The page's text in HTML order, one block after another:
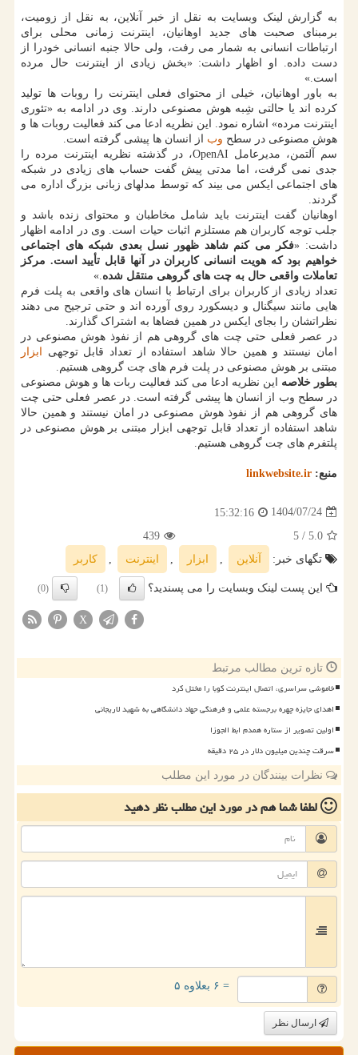
به گزارش لینک وبسایت به نقل از خبر آنلاین، به نقل از زومیت،
برمبنای صحبت های جدید اوهانیان، اینترنت زمانی محلی برای
ارتباطات انسانی به شمار می رفت، ولی حالا جنبه انسانی خودرا از
دست داده. او اظهار داشت: «بخش زیادی از اینترنت حال مرده
است.»
به باور اوهانیان، خیلی از محتوای فعلی اینترنت را روبات ها تولید
کرده اند یا حالتی شِبه هوش مصنوعی دارند. وی در ادامه به «تئوری
اینترنت مرده» اشاره نمود. این نظریه ادعا می کند فعالیت روبات ها و
هوش مصنوعی در سطح وب از انسان ها پیشی گرفته است.
سم آلتمن، مدیرعامل OpenAI، در گذشته نظریه اینترنت مرده را
جدی نمی گرفت، اما مدتی پیش گفت حساب های زیادی در شبکه
های اجتماعی ایکس می بیند که توسط مدلهای زبانی بزرگ اداره می
گردند.
اوهانیان گفت اینترنت باید شامل مخاطبان و محتوای زنده باشد و
جلب توجه کاربران هم مستلزم اثبات حیات است. وی در ادامه اظهار
داشت: «فکر می کنم شاهد ظهور نسل بعدی شبکه های اجتماعی
خواهیم بود که هویت انسانی کاربران در آنها قابل تأیید است. مرکز
تعاملات واقعی حال به چت های گروهی منتقل شده .»
تعداد زیادی از کاربران برای ارتباط با انسان های واقعی به پلت فرم
هایی مانند سیگنال و دیسکورد روی آورده اند و حتی ترجیح می دهند
نظراتشان را بجای ایکس در همین فضاها به اشتراک گذارند.
در عصر فعلی حتی چت های گروهی هم از نفوذ هوش مصنوعی در
امان نیستند و همین حالا شاهد استفاده از تعداد قابل توجهی ابزار
مبتنی بر هوش مصنوعی در پلت فرم های چت گروهی هستیم.
بطور خلاصه این نظریه ادعا می کند فعالیت ربات ها و هوش مصنوعی
در سطح وب از انسان ها پیشی گرفته است. در عصر فعلی حتی چت
های گروهی هم از نفوذ هوش مصنوعی در امان نیستند و همین حالا
شاهد استفاده از تعداد قابل توجهی ابزار مبتنی بر هوش مصنوعی در
پلتفرم های چت گروهی هستیم.
منبع: linkwebsite.ir
1404/07/24
15:32:16
5.0
/ 5
439
تگهای خبر:
آنلاین ابزار اینترنت كاربر
این پست لینک وبسایت را می پسندید؟ (1)
(0)
X
تازه ترین مطالب مرتبط
خاموشی سراسری، اتصال اینترنت کوبا را مختل کرد
اهدای جایزه چهره برجسته علمی و فرهنگی جهاد دانشگاهی به شهید لاریجانی
اولین تصویر از ستاره همدم ابط الجوزا
سرقت چندین میلیون دلار در ۲۵ دقیقه
نظرات بینندگان در مورد این مطلب
لطفا شما همدر مورد این مطلبنظر دهید
= ۶ بعلاوه ۵
ارسال نظر